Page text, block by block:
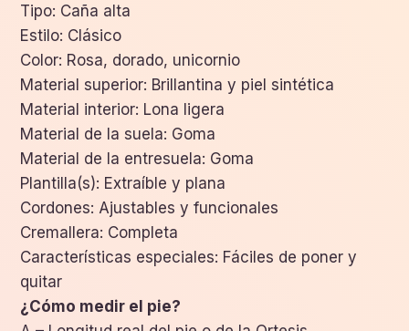
Tipo: Caña alta
Estilo: Clásico
Color: Rosa, dorado, unicornio
Material superior: Brillantina y piel sintética
Material interior: Lona ligera
Material de la suela: Goma
Material de la entresuela: Goma
Plantilla(s): Extraíble y plana
Cordones: Ajustables y funcionales
Cremallera: Completa
Características especiales: Fáciles de poner y
quitar
¿Cómo medir el pie?